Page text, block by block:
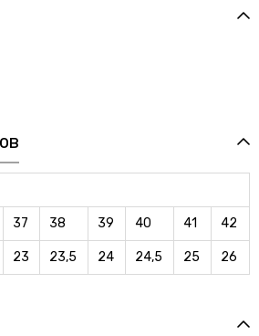
37 38 39 40 41 42
23 23,5 24 24,5 25 26